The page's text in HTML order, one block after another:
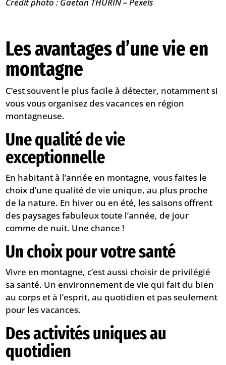
Crédit photo : Gaetan THURIN – Pexels
Les avantages d’une vie en
montagne
C’est souvent le plus facile à détecter, notamment si
vous vous organisez des vacances en région
montagneuse.
Une qualité de vie
exceptionnelle
En habitant à l’année en montagne, vous faites le
choix d’une qualité de vie unique, au plus proche
de la nature. En hiver ou en été, les saisons offrent
des paysages fabuleux toute l’année, de jour
comme de nuit. Une chance !
Un choix pour votre santé
Vivre en montagne, c’est aussi choisir de privilégié
sa santé. Un environnement de vie qui fait du bien
au corps et à l’esprit, au quotidien et pas seulement
pour les vacances.
Des activités uniques au
quotidien